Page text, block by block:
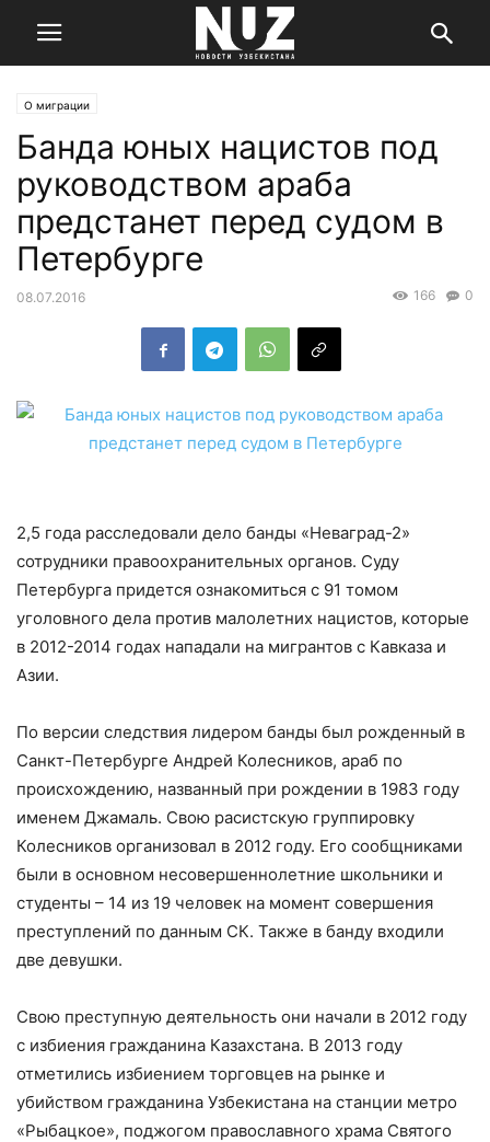
О миграции
Банда юных нацистов под
руководством араба
предстанет перед судом в
Петербурге
08.07.2016 0
166
2,5 года расследовали дело банды «Неваград-2»
сотрудники правоохранительных органов. Суду
Петербурга придется ознакомиться с 91 томом
уголовного дела против малолетних нацистов, которые
в 2012-2014 годах нападали на мигрантов с Кавказа и
Азии.
По версии следствия лидером банды был рожденный в
Санкт-Петербурге Андрей Колесников, араб по
происхождению, названный при рождении в 1983 году
именем Джамаль. Свою расистскую группировку
Колесников организовал в 2012 году. Его сообщниками
были в основном несовершеннолетние школьники и
студенты – 14 из 19 человек на момент совершения
преступлений по данным СК. Также в банду входили
две девушки.
Свою преступную деятельность они начали в 2012 году
с избиения гражданина Казахстана. В 2013 году
отметились избиением торговцев на рынке и
убийством гражданина Узбекистана на станции метро
«Рыбацкое», поджогом православного храма Святого